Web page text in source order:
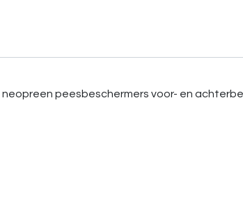
peesbeschermers voor- en